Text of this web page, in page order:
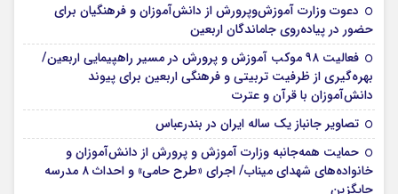
دعوت وزارت آموزش‌وپرورش از دانش‌آموزان و فرهنگیان برای
حضور در پیاده‌روی جاماندگان اربعین
فعالیت ۹۸ موکب آموزش و پرورش در مسیر راهپیمایی اربعین/
بهره‌گیری از ظرفیت تربیتی و فرهنگی اربعین برای پیوند
دانش‌آموزان با قرآن و عترت
تصاویر جانباز یک ساله ایران در بندرعباس
حمایت همه‌جانبه وزارت آموزش و پرورش از دانش‌آموزان و
خانواده‌های شهدای میناب/ اجرای «طرح حامی» و احداث ۸ مدرسه
جایگزین